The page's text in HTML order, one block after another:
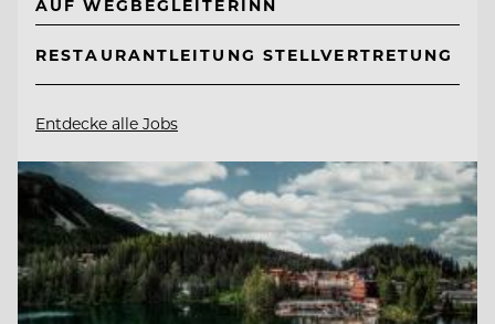
AUF WEGBEGLEITERINN
RESTAURANTLEITUNG STELLVERTRETUNG
Entdecke alle Jobs